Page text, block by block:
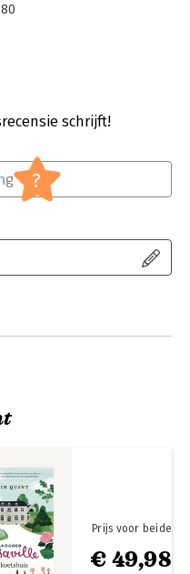
stropers,
verdragen. In dit
jongste telg van de
God gegeven talent voor
komt zijn opstandige
zoeken, met een
romans
schrijft!
?
€ 49,98
Prijs voor beide